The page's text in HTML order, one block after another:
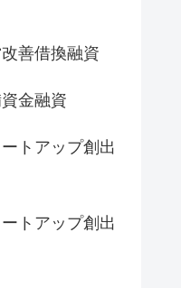
善借換融資
金融資
トアップ創出
トアップ創出